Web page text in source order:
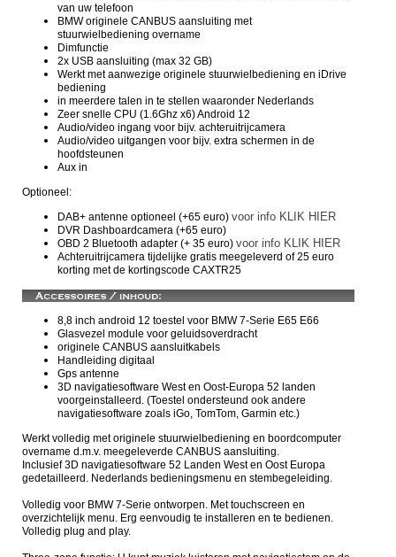
van uw telefoon
BMW originele CANBUS aansluiting met
stuurwielbediening overname
Dimfunctie
2x USB aansluiting (max 32 GB)
Werkt met aanwezige originele stuurwielbediening en iDrive
bediening
in meerdere talen in te stellen waaronder Nederlands
Zeer snelle CPU (1.6Ghz x6) Android 12
Audio/video ingang voor bijv. achteruitrijcamera
Audio/video uitgangen voor bijv. extra schermen in de
hoofdsteunen
Aux in
Optioneel:
DAB+ antenne optioneel (+65 euro) voor info KLIK HIER
DVR Dashboardcamera (+65 euro)
OBD 2 Bluetooth adapter (+ 35 euro) voor info KLIK HIER
Achteruitrijcamera tijdelijke gratis meegeleverd of 25 euro
korting met de kortingscode CAXTR25
8,8 inch android 12 toestel voor BMW 7-Serie E65 E66
Glasvezel module voor geluidsoverdracht
originele CANBUS aansluitkabels
Handleiding digitaal
Gps antenne
3D navigatiesoftware West en Oost-Europa 52 landen
voorgeinstalleerd. (Toestel ondersteund ook andere
navigatiesoftware zoals iGo, TomTom, Garmin etc.)
Werkt volledig met originele stuurwielbediening en boordcomputer
overname d.m.v. meegeleverde CANBUS aansluiting.
Inclusief 3D navigatiesoftware 52 Landen West en Oost Europa
gedetailleerd. Nederlands bedieningsmenu en stembegeleiding.
Volledig voor BMW 7-Serie ontworpen. Met touchscreen en
overzichtelijk menu. Erg eenvoudig te installeren en te bedienen.
Volledig plug and play.